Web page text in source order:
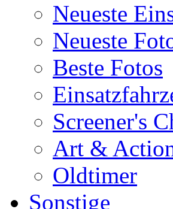
Neueste
Neueste
Beste Fotos
Screener's
Art &
Oldtimer
Sonstige